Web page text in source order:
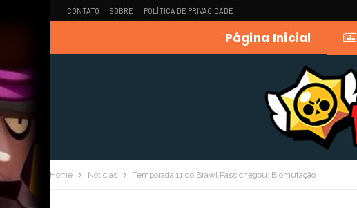
CONTATO SOBRE POLÍTICA DE PRIVACIDADE
Página Inicial
Home Noticias Temporada 11 do Brawl Pass chegou: Biomutação